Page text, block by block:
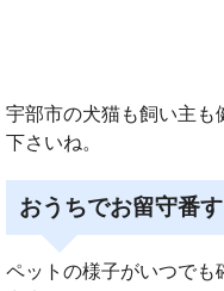
宇部市の犬猫も飼い主も
下さいね。
おうちでお留守番
ペットの様子がいつでも